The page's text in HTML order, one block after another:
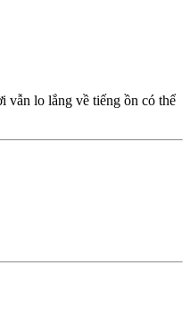
vẫn lo lắng về tiếng ồn có thể